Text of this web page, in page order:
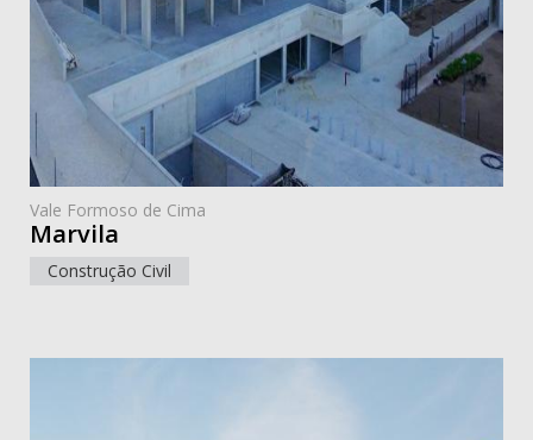
Vale Formoso de Cima
Marvila
Construção Civil